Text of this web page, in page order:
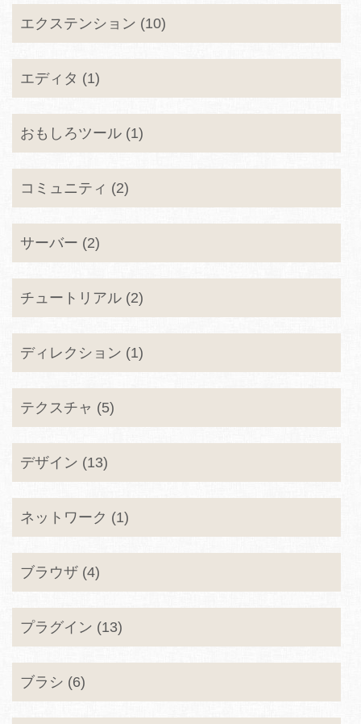
エクステンション (10)
エディタ (1)
おもしろツール (1)
コミュニティ (2)
サーバー (2)
チュートリアル (2)
ディレクション (1)
テクスチャ (5)
デザイン (13)
ネットワーク (1)
ブラウザ (4)
プラグイン (13)
ブラシ (6)